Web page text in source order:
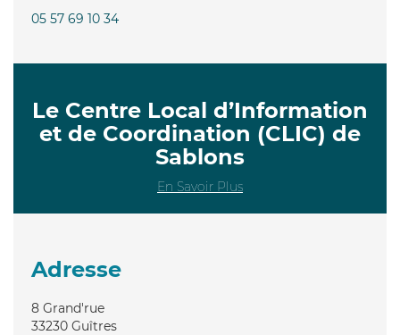
05 57 69 10 34
Le Centre Local d’Information
et de Coordination (CLIC) de
Sablons
En Savoir Plus
Adresse
8 Grand'rue
33230 Guîtres